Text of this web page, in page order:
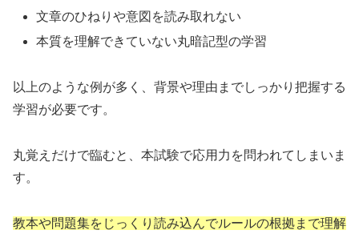
文章のひねりや意図を読み取れない
本質を理解できていない丸暗記型の学習
以上のような例が多く、背景や理由までしっかり把握する
学習が必要です。
丸覚えだけで臨むと、本試験で応用力を問われてしまいま
す。
教本や問題集をじっくり読み込んでルールの根拠まで理解